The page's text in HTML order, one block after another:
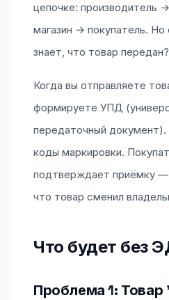
цепочке: производитель
магазин → покупатель.
знает, что товар
Когда вы отправляете
формируете УПД
передаточный
коды маркировки.
подтверждает приёмку —
что товар сменил
Что будет без
Проблема 1: Товар